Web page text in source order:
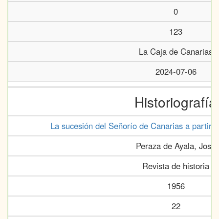
0
123
La Caja de Canarias
2024-07-06
Historiografía
La sucesión del Señorío de Canarias a partir
Peraza de Ayala, José
Revista de historia
1956
22